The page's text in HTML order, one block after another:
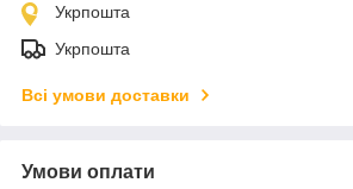
Укрпошта
Укрпошта
Всі умови доставки
Умови оплати